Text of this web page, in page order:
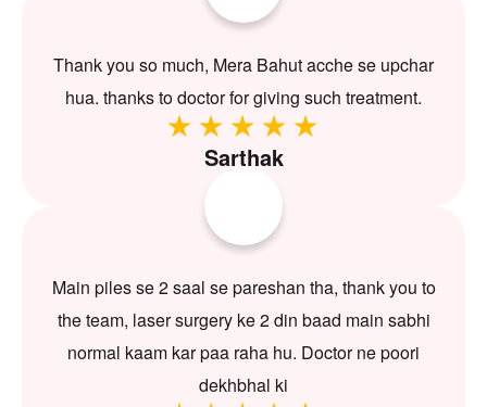
Thank you so much, Mera Bahut acche se upchar
hua. thanks to doctor for giving such treatment.
Sarthak
Main piles se 2 saal se pareshan tha, thank you to
the team, laser surgery ke 2 din baad main sabhi
normal kaam kar paa raha hu. Doctor ne poori
dekhbhal ki